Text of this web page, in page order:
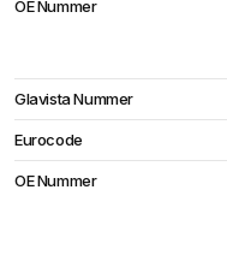
OE Nummer
Glavista Nummer
Eurocode
OE Nummer